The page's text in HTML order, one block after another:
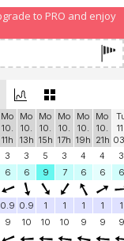
to PRO and enjoy
Mo
10.
11h
Mo
10.
13h
Mo
10.
15h
Mo
10.
17h
Mo
10.
19h
Mo
10.
21h
3 3 5 3 4 4
3
6 6 9 7 6 6 6
0.9 0.9 1 1 1 1
1
9 10 10 10 9 9 9